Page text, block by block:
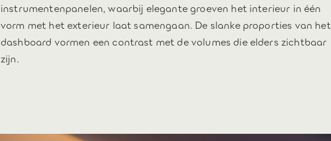
instrumentenpanelen, waarbij elegante groeven het interieur in één
vorm met het exterieur laat samengaan. De slanke proporties van het
dashboard vormen een contrast met de volumes die elders zichtbaar
zijn.